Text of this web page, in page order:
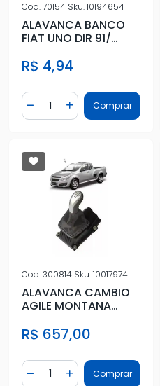
Cod.70154 Sku.10194654
ALAVANCA BANCO
FIAT UNO DIR 91/
R$ 4,94
Diminuir Quantidade
Quantidade
Adicionar Quantidade
Comprar
Cod.300814 Sku.10017974
ALAVANCA CAMBIO
AGILE MONTANA
R$ 657,00
Diminuir Quantidade
Quantidade
Adicionar Quantidade
Comprar